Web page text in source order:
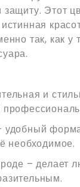
Этот
так, как у
и
удобный
необходимое.
– делает